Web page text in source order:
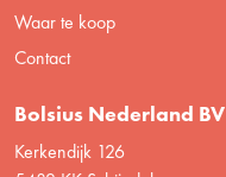
Waar te koop
Contact
Bolsius Nederland BV
Kerkendijk 126